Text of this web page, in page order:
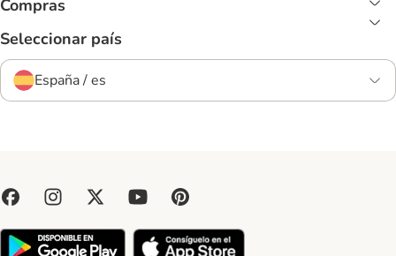
Compras
Seleccionar país
España / es